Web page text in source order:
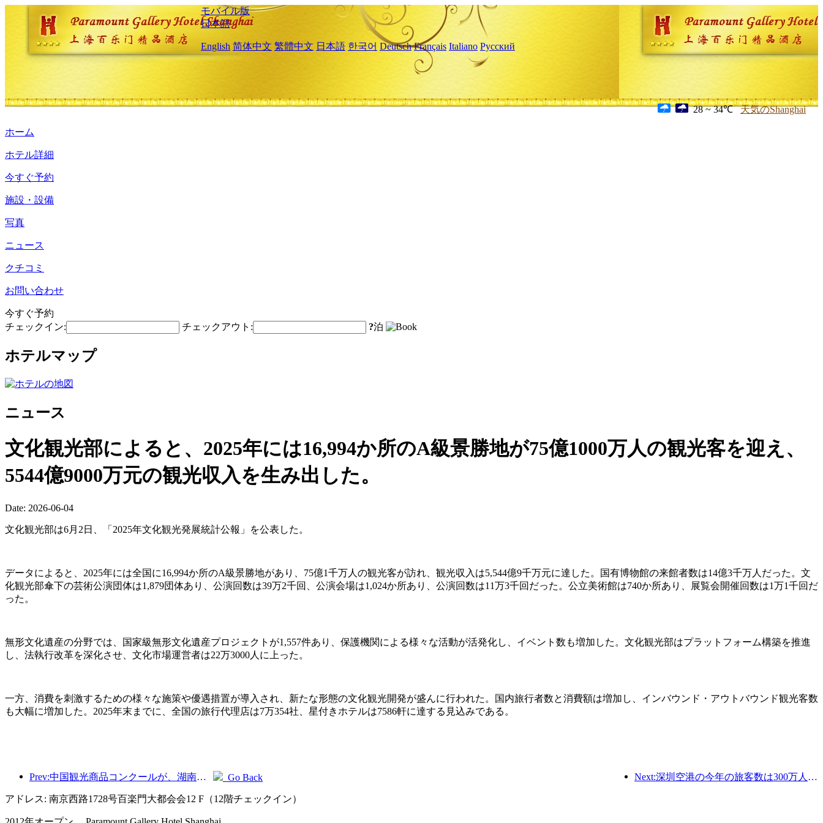
モバイル版
日本語
English 简体中文 繁體中文 日本語 한국어 Deutsch Français Italiano Русский
28 ~ 34℃ 天気のShanghai
ホーム
ホテル詳細
今すぐ予約
施設・設備
写真
ニュース
クチコミ
お問い合わせ
今すぐ予約
チェックイン:
チェックアウト: ?泊
ホテルマップ
ニュース
文化観光部によると、2025年には16,994か所のA級景勝地が75億1000万人の観光客を迎え、
5544億9000万元の観光収入を生み出した。
Date: 2026-06-04
文化観光部は6月2日、「2025年文化観光発展統計公報」を公表した。
データによると、2025年には全国に16,994か所のA級景勝地があり、75億1千万人の観光客が訪れ、観光収入は5,544億9千万元に達した。国有博物館の来館者数は14億3千万人だった。文
化観光部傘下の芸術公演団体は1,879団体あり、公演回数は39万2千回、公演会場は1,024か所あり、公演回数は11万3千回だった。公立美術館は740か所あり、展覧会開催回数は1万1千回だ
った。
無形文化遺産の分野では、国家級無形文化遺産プロジェクトが1,557件あり、保護機関による様々な活動が活発化し、イベント数も増加した。文化観光部はプラットフォーム構築を推進
し、法執行改革を深化させ、文化市場運営者は22万3000人に上った。
一方、消費を刺激するための様々な施策や優遇措置が導入され、新たな形態の文化観光開発が盛んに行われた。国内旅行者数と消費額は増加し、インバウンド・アウトバウンド観光客数
も大幅に増加した。2025年末までに、全国の旅行代理店は7万354社、星付きホテルは7586軒に達する見込みである。
Prev:中国観光商品コンクールが、湖南省湘潭市にて盛況のうちに開催されました。 Next:深圳空港の今年の旅客数は300万人を超え、同期間の新記録を樹立した。
Go Back
アドレス: 南京西路1728号百楽門大都会会12 F（12階チェックイン）